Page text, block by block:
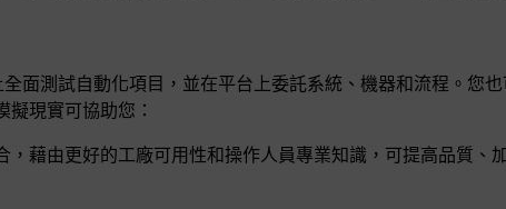
面測試自動化項目，並在平台上委託系統、機器和流程。您
現實可協助您：
，藉由更好的工廠可用性和操作人員專業知識，可提高品質、